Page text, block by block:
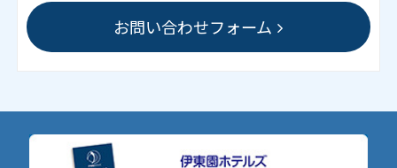
お問い合わせフォーム